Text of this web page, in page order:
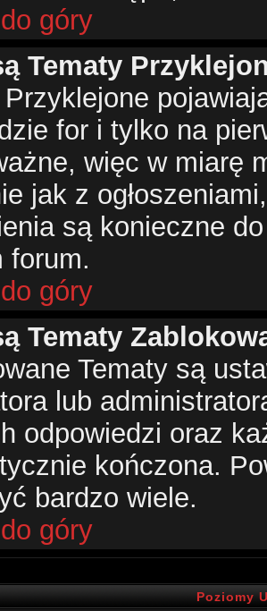
góry
Tematy
for i tylko na
więc w miarę
jak z
są konieczne
forum.
góry
Tematy
Tematy są
lub
odpowiedzi oraz
kończona.
bardzo wiele.
góry
Poziomy